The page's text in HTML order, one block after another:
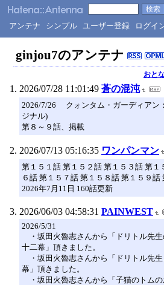
アンテナ シンプル ユーザー登録 ログイ
ginjou7のアンテナ
おと
2026/07/28 11:01:49 蒼の混沌
2026/7/26 クォンタム・ガーディアン
ジナル)
第８～９話、掲載
2026/07/13 05:16:35 ワンパンマン
第１５１話 第１５２話 第１５３話 第１
６話 第１５７話 第１５８話 第１５９話
2026年7月11日 160話更新
2026/06/03 04:58:31 PAINWEST
2026/5/31
・坂田火魯志さんから「ドリトル先
十二幕」頂きました。
・坂田火魯志さんから「ドリトル先
幕」頂きました。
・坂田火魯志さんから「子猫のトムの